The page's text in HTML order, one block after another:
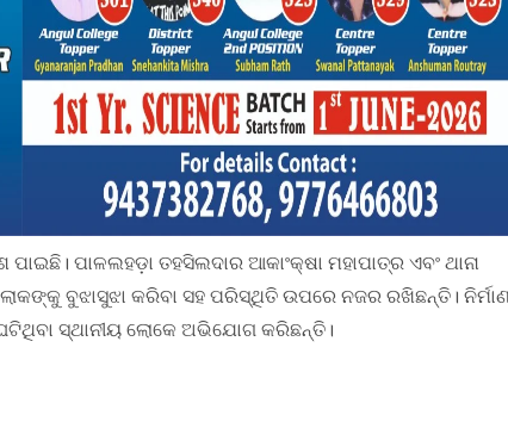
ପାଳଲହଡ଼ା ତହସିଲଦାର ଆକାଂକ୍ଷା ମହାପାତ୍ର ଏବଂ ଥାନା
ବୁଝାସୁଝା କରିବା ସହ ପରିସ୍ଥିତି ଉପରେ ନଜର ରଖିଛନ୍ତି।
ସ୍ଥାନୀୟ ଲୋକେ ଅଭିଯୋଗ କରିଛନ୍ତି।